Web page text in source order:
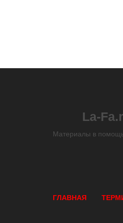
La-
Материалы в
ГЛАВНАЯ